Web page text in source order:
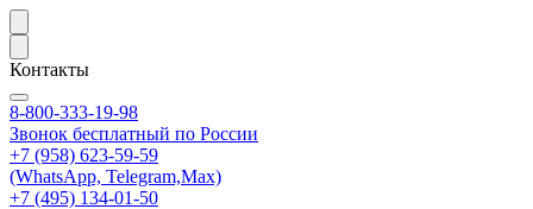
Контакты
8-800-333-19-98
Звонок бесплатный по России
+7 (958) 623-59-59
(WhatsApp, Telegram,Max)
+7 (495) 134-01-50